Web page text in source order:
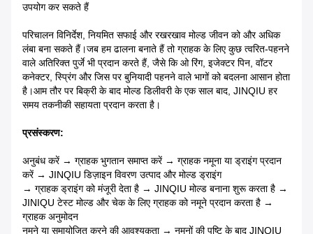
उपयोग कर सकते हैं
परिचालन विनिर्देश, नियमित सफाई और रखरखाव मोल्ड जीवन को और अधिक
लंबा बना सकते हैं।जब हम ढालना बनाते हैं तो ग्राहक के लिए कुछ त्वरित-पहनने
वाले अतिरिक्त पुर्जे भी प्रदान करते हैं, जैसे कि ओ रिंग, इजेक्टर पिन, वॉटर
कनेक्टर, स्प्रिंग और जिस पर बुनियादी पहनने वाले भागों को बदलना आसान होता
है।आम तौर पर बिक्री के बाद मोल्ड डिलीवरी के एक साल बाद, JINQIU हर
समय तकनीकी सहायता प्रदान करता है।
प्रसंस्करण:
अनुबंध करें → ग्राहक भुगतान समाप्त करें → ग्राहक नमूना या ड्राइंग प्रदान
करें → JINQIU डिज़ाइन विवरण उत्पाद और मोल्ड ड्राइंग
→ ग्राहक ड्राइंग को मंजूरी देता है → JINQIU मोल्ड बनाना शुरू करता है →
JINIQU टेस्ट मोल्ड और चेक के लिए ग्राहक को नमूने प्रदान करता है →
ग्राहक अनुमोदन
नमूने या समायोजित करने की आवश्यकता → नमूनों की पुष्टि के बाद JINQIU